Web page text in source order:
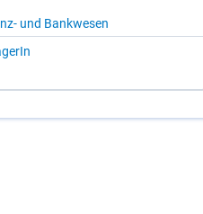
und Bank­we­sen